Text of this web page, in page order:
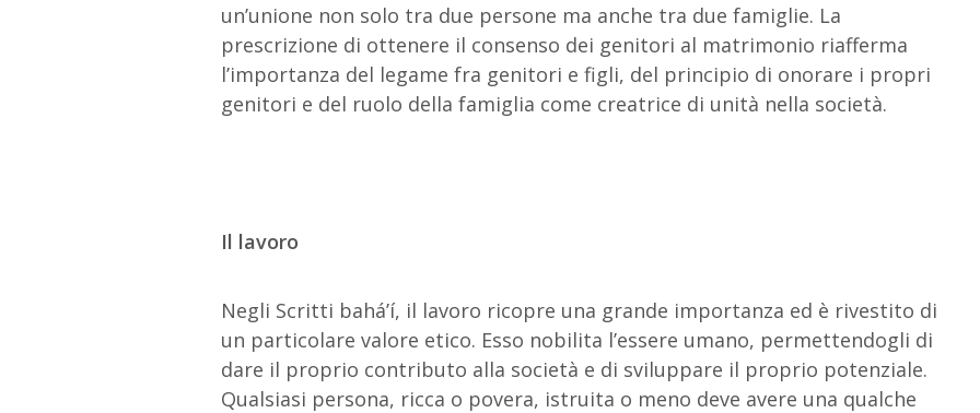
un’unione non solo tra due persone ma anche tra due famiglie. La
prescrizione di ottenere il consenso dei genitori al matrimonio riafferma
l’importanza del legame fra genitori e figli, del principio di onorare i propri
genitori e del ruolo della famiglia come creatrice di unità nella società.
Il lavoro
Negli Scritti bahá’í, il lavoro ricopre una grande importanza ed è rivestito di
un particolare valore etico. Esso nobilita l’essere umano, permettendogli di
dare il proprio contributo alla società e di sviluppare il proprio potenziale.
Qualsiasi persona, ricca o povera, istruita o meno deve avere una qualche